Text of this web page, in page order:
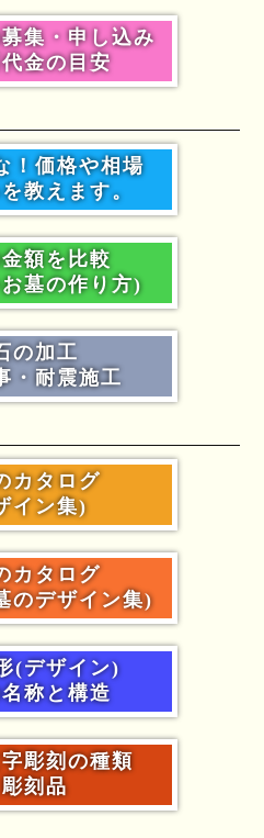
集・申し込み
金の目安
！価格や相場
教えます。
額を比較
墓の作り方)
の加工
・耐震施工
カタログ
イン集)
カタログ
のデザイン集)
(デザイン)
称と構造
彫刻の種類
彫刻品